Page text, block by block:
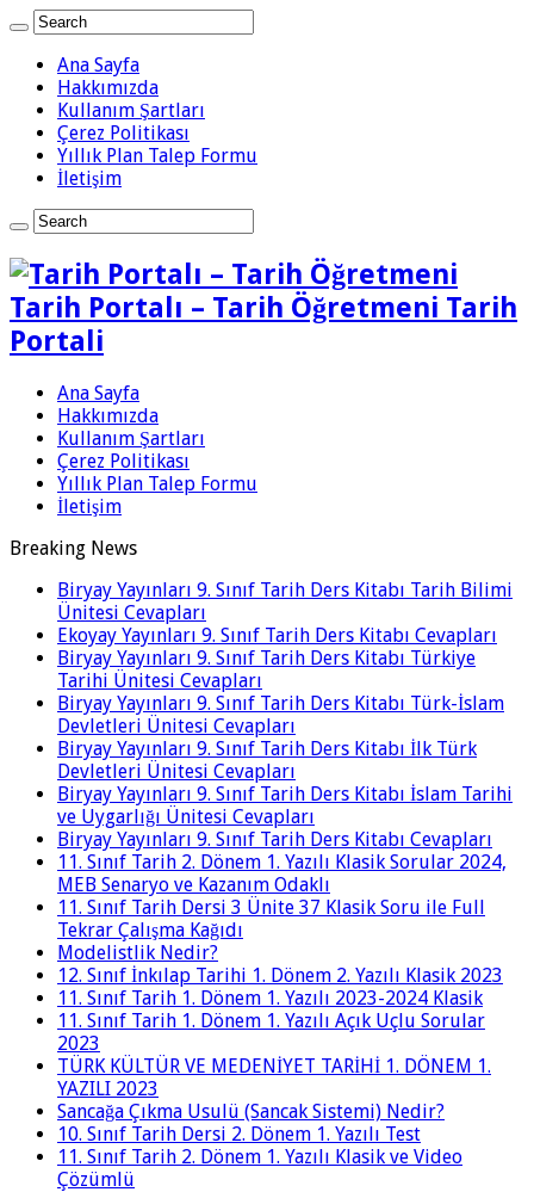
Ana Sayfa
Hakkımızda
Kullanım Şartları
Çerez Politikası
Yıllık Plan Talep Formu
İletişim
Tarih Portalı – Tarih Öğretmeni Tarih
Portali
Ana Sayfa
Hakkımızda
Kullanım Şartları
Çerez Politikası
Yıllık Plan Talep Formu
İletişim
Breaking News
Biryay Yayınları 9. Sınıf Tarih Ders Kitabı Tarih Bilimi
Ünitesi Cevapları
Ekoyay Yayınları 9. Sınıf Tarih Ders Kitabı Cevapları
Biryay Yayınları 9. Sınıf Tarih Ders Kitabı Türkiye
Tarihi Ünitesi Cevapları
Biryay Yayınları 9. Sınıf Tarih Ders Kitabı Türk-İslam
Devletleri Ünitesi Cevapları
Biryay Yayınları 9. Sınıf Tarih Ders Kitabı İlk Türk
Devletleri Ünitesi Cevapları
Biryay Yayınları 9. Sınıf Tarih Ders Kitabı İslam Tarihi
ve Uygarlığı Ünitesi Cevapları
Biryay Yayınları 9. Sınıf Tarih Ders Kitabı Cevapları
11. Sınıf Tarih 2. Dönem 1. Yazılı Klasik Sorular 2024,
MEB Senaryo ve Kazanım Odaklı
11. Sınıf Tarih Dersi 3 Ünite 37 Klasik Soru ile Full
Tekrar Çalışma Kağıdı
Modelistlik Nedir?
12. Sınıf İnkılap Tarihi 1. Dönem 2. Yazılı Klasik 2023
11. Sınıf Tarih 1. Dönem 1. Yazılı 2023-2024 Klasik
11. Sınıf Tarih 1. Dönem 1. Yazılı Açık Uçlu Sorular
2023
TÜRK KÜLTÜR VE MEDENİYET TARİHİ 1. DÖNEM 1.
YAZILI 2023
Sancağa Çıkma Usulü (Sancak Sistemi) Nedir?
10. Sınıf Tarih Dersi 2. Dönem 1. Yazılı Test
11. Sınıf Tarih 2. Dönem 1. Yazılı Klasik ve Video
Çözümlü